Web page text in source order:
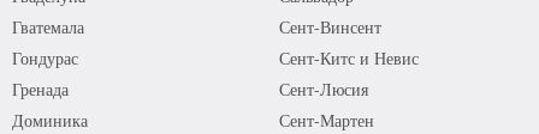
Гватемала
Гондурас
Гренада
Доминика
Сент-Винсент
Сент-Китс и Невис
Сент-Люсия
Сент-Мартен